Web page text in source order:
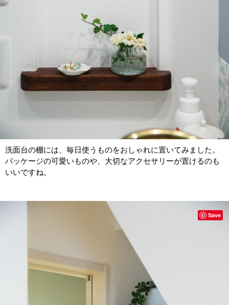
洗面台の棚には、毎日使うものをおしゃれに置いてみました。
パッケージの可愛いものや、大切なアクセサリーが置けるのも
いいですね。
Save